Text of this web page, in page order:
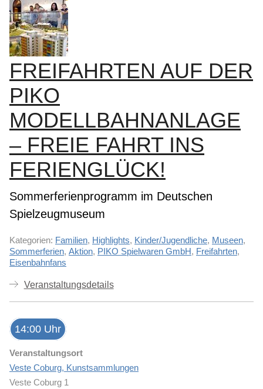
FREIFAHRTEN AUF DER
PIKO
MODELLBAHNANLAGE
– FREIE FAHRT INS
FERIENGLÜCK!
Sommerferienprogramm im Deutschen
Spielzeugmuseum
Kategorien: Familien, Highlights, Kinder/Jugendliche, Museen,
Sommerferien, Aktion, PIKO Spielwaren GmbH, Freifahrten,
Eisenbahnfans
Veranstaltungsdetails
14:00 Uhr
Veranstaltungsort
Veste Coburg, Kunstsammlungen
Veste Coburg 1